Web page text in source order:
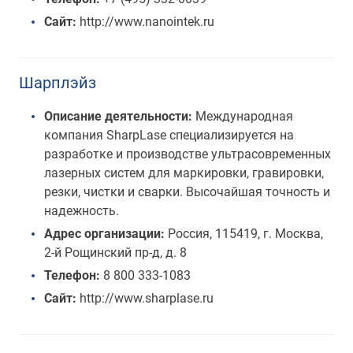
Сайт: http://www.nanointek.ru
Шарплэйз
Описание деятельности: Международная
компания SharpLase специализируется на
разработке и производстве ультрасовременных
лазерных систем для маркировки, гравировки,
резки, чистки и сварки. Высочайшая точность и
надежность.
Адрес организации: Россия, 115419, г. Москва,
2-й Рощинский пр-д, д. 8
Телефон: 8 800 333-1083
Сайт: http://www.sharplase.ru